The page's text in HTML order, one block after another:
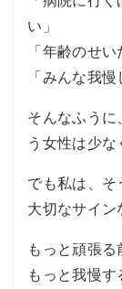
い」
「年齢のせ
「みんな我
そんなふうに
う女性は少な
でも私は、
大切なサイン
もっと頑張る
もっと我慢す